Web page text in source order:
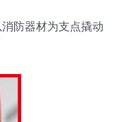
防器材为支点撬动